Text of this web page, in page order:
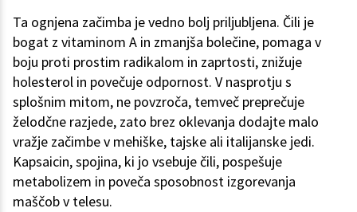
Ta ognjena začimba je vedno bolj priljubljena. Čili je
bogat z vitaminom A in zmanjša bolečine, pomaga v
boju proti prostim radikalom in zaprtosti, znižuje
holesterol in povečuje odpornost. V nasprotju s
splošnim mitom, ne povzroča, temveč preprečuje
želodčne razjede, zato brez oklevanja dodajte malo
vražje začimbe v mehiške, tajske ali italijanske jedi.
Kapsaicin, spojina, ki jo vsebuje čili, pospešuje
metabolizem in poveča sposobnost izgorevanja
maščob v telesu.